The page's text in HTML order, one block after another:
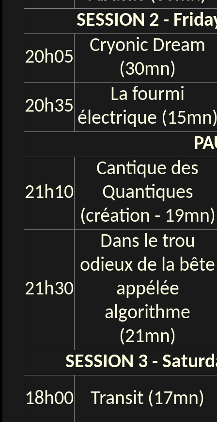
SESSION 2 -
20h05
Cryonic Dream
(30mn)
20h35
La fourmi
électrique
21h10
Cantique des
Quantiques
(création - 19mn)
21h30
Dans le trou
odieux de la bête
appélée
algorithme
(21mn)
SESSION 3 -
18h00
Transit (17mn)